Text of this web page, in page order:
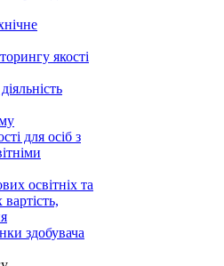
якості
для осіб з
освітніх та
здобувача